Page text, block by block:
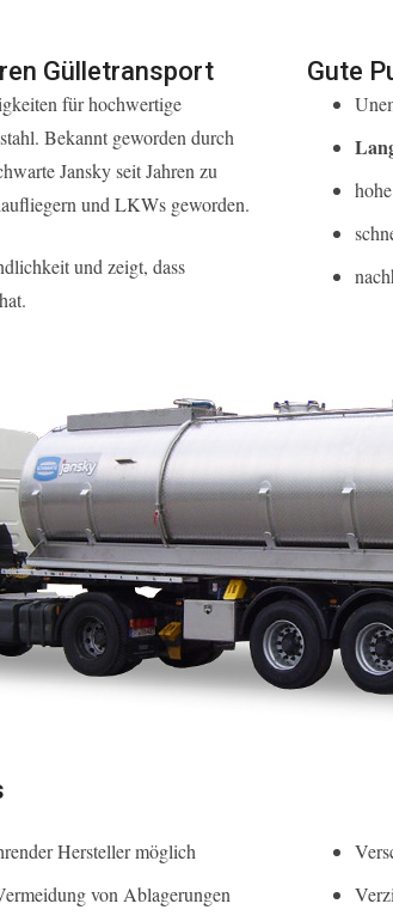
Gülletransport
für hochwertige
Bekannt geworden durch
Jansky seit Jahren zu
und LKWs geworden.
und zeigt, dass
Gute
Hersteller möglich
von Ablagerungen